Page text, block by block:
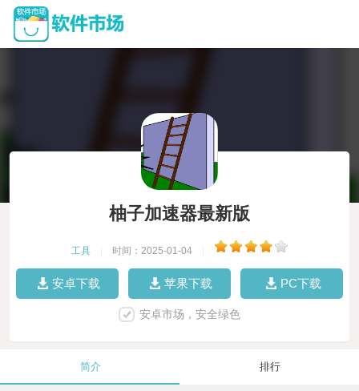
柚子加速器最新版
工具 时间：2025-01-04
安卓下载 苹果下载 PC下载
安卓市场，安全绿色
简介 排行